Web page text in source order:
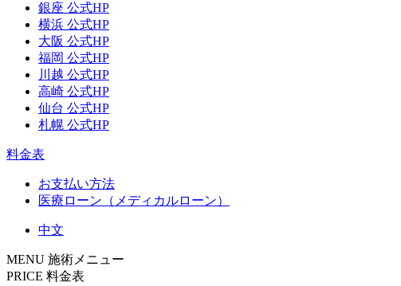
銀座 公式HP
横浜 公式HP
大阪 公式HP
福岡 公式HP
川越 公式HP
高崎 公式HP
仙台 公式HP
札幌 公式HP
料金表
お支払い方法
医療ローン（メディカルローン）
中文
MENU 施術メニュー
PRICE 料金表